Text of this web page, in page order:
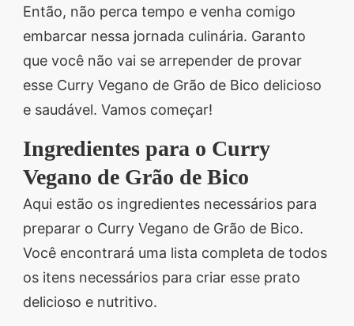
Então, não perca tempo e venha comigo
embarcar nessa jornada culinária. Garanto
que você não vai se arrepender de provar
esse Curry Vegano de Grão de Bico delicioso
e saudável. Vamos começar!
Ingredientes para o Curry
Vegano de Grão de Bico
Aqui estão os ingredientes necessários para
preparar o Curry Vegano de Grão de Bico.
Você encontrará uma lista completa de todos
os itens necessários para criar esse prato
delicioso e nutritivo.